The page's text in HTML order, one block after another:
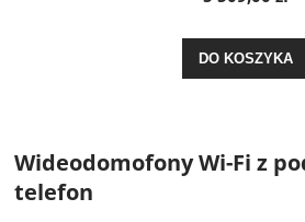
DO KOSZYKA
Wideodomofony Wi-Fi z
telefon